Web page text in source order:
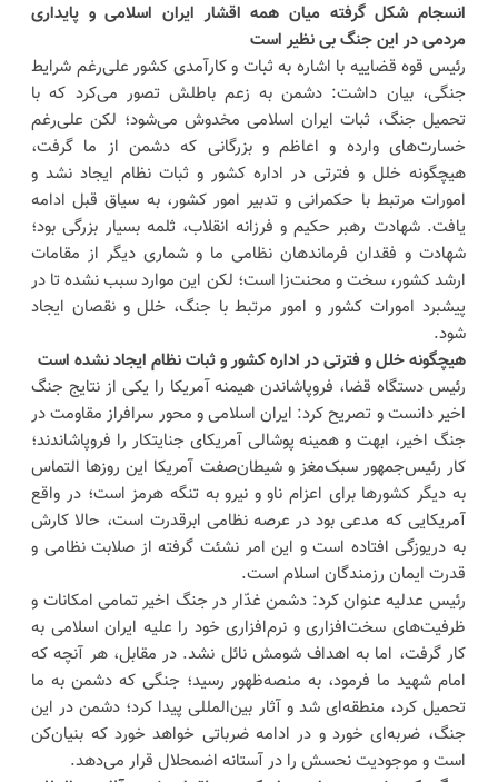
انسجام شکل گرفته میان همه اقشار ایران اسلامی و پایداری
مردمی در این جنگ بی نظیر است
رئیس قوه قضاییه با اشاره به ثبات و کارآمدی کشور علی‌رغم شرایط
جنگی، بیان داشت: دشمن به زعم باطلش تصور می‌کرد که با
تحمیل جنگ، ثبات ایران اسلامی مخدوش می‌شود؛ لکن علی‌رغم
خسارت‌های وارده و اعاظم و بزرگانی که دشمن از ما گرفت،
هیچگونه خلل و فترتی در اداره کشور و ثبات نظام ایجاد نشد و
امورات مرتبط با حکمرانی و تدبیر امور کشور، به سیاق قبل ادامه
یافت. شهادت رهبر حکیم و فرزانه انقلاب، ثلمه بسیار بزرگی بود؛
شهادت و فقدان فرماندهان نظامی ما و شماری دیگر از مقامات
ارشد کشور، سخت و محنت‌زا است؛ لکن این موارد سبب نشده تا در
پیشبرد امورات کشور و امور مرتبط با جنگ، خلل و نقصان ایجاد
شود.
هیچگونه خلل و فترتی در اداره کشور و ثبات نظام ایجاد نشده است
رئیس دستگاه قضا، فروپاشاندن هیمنه آمریکا را یکی از نتایج جنگ
اخیر دانست و تصریح کرد: ایران اسلامی و محور سرافراز مقاومت در
جنگ اخیر، ابهت و همینه پوشالی آمریکای جنایتکار را فروپاشاندند؛
کار رئیس‌جمهور سبک‌مغز و شیطان‌صفت آمریکا این روز‌ها التماس
به دیگر کشور‌ها برای اعزام ناو و نیرو به تنگه هرمز است؛ در واقع
آمریکایی که مدعی بود در عرصه نظامی ابرقدرت است، حالا کارش
به دریوزگی افتاده است و این امر نشئت گرفته از صلابت نظامی و
قدرت ایمان رزمندگان اسلام است.
رئیس عدلیه عنوان کرد: دشمن غدّار در جنگ اخیر تمامی امکانات و
ظرفیت‌های سخت‌افزاری و نرم‌افزاری خود را علیه ایران اسلامی به
کار گرفت، اما به اهداف شومش نائل نشد. در مقابل، هر آنچه که
امام شهید ما فرمود، به منصه‌ظهور رسید؛ جنگی که دشمن به ما
تحمیل کرد، منطقه‌ای شد و آثار بین‌المللی پیدا کرد؛ دشمن در این
جنگ، ضربه‌ای خورد و در ادامه ضرباتی خواهد خورد که بنیان‌کن
است و موجودیت نحسش را در آستانه اضمحلال قرار می‌دهد.